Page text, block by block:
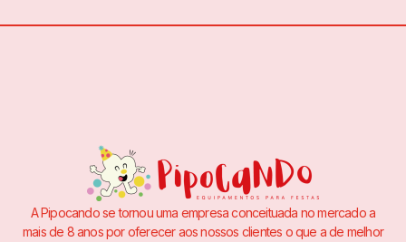
A Pipocando se tornou uma empresa conceituada no mercado a
mais de 8 anos por oferecer aos nossos clientes o que a de melhor